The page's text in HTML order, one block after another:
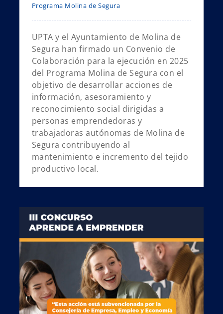
Programa Molina de Segura
UPTA y el Ayuntamiento de Molina de
Segura han firmado un Convenio de
Colaboración para la ejecución en 2025
del Programa Molina de Segura con el
objetivo de desarrollar acciones de
información, asesoramiento y
reconocimiento social dirigidas a
personas emprendedoras y
trabajadoras autónomas de Molina de
Segura contribuyendo al
mantenimiento e incremento del tejido
productivo local.